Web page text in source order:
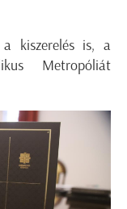
kiszerelés is, a
Metropóliát